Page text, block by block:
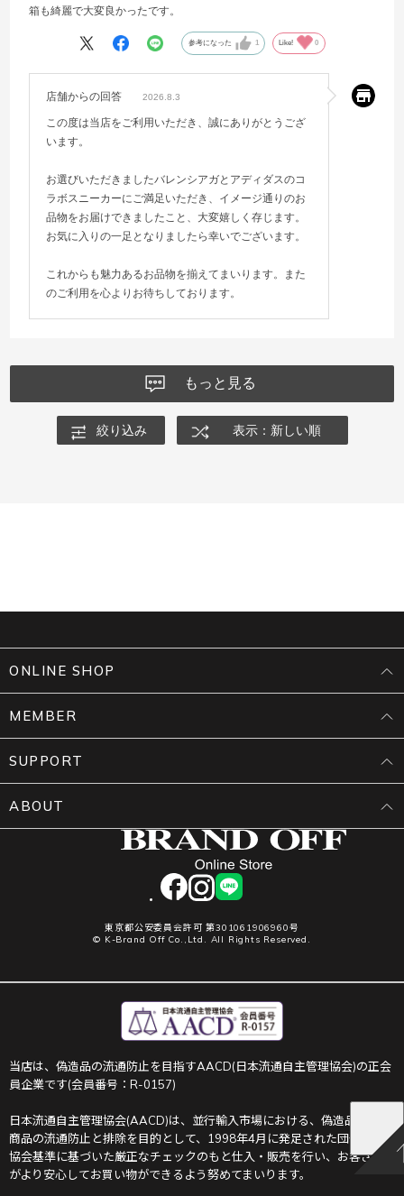
箱も綺麗で大変良かったです。
参考になった 1 Like! 0
店舗からの回答 2026.8.3
この度は当店をご利用いただき、誠にありがとうござ
います。
お選びいただきましたバレンシアガとアディダスのコ
ラボスニーカーにご満足いただき、イメージ通りのお
品物をお届けできましたこと、大変嬉しく存じます。
お気に入りの一足となりましたら幸いでございます。
これからも魅力あるお品物を揃えてまいります。また
のご利用を心よりお待ちしております。
もっと見る
絞り込み 表示：新しい順
facebookinstagram
LINE
東京都公安委員会許可 第301061906960号
© K-Brand Off Co.,Ltd. All Rights Reserved.
ONLINE SHOP
MEMBER
SUPPORT
ABOUT
当店は、偽造品の流通防止を目指すAACD(日本流通自主管理協会)の正会
員企業です(会員番号：R-0157)
日本流通自主管理協会(AACD)は、並行輸入市場における、偽造品や不正
商品の流通防止と排除を目的として、1998年4月に発足された団体です。
協会基準に基づいた厳正なチェックのもと仕入・販売を行い、お客さま
がより安心してお買い物ができるよう努めてまいります。